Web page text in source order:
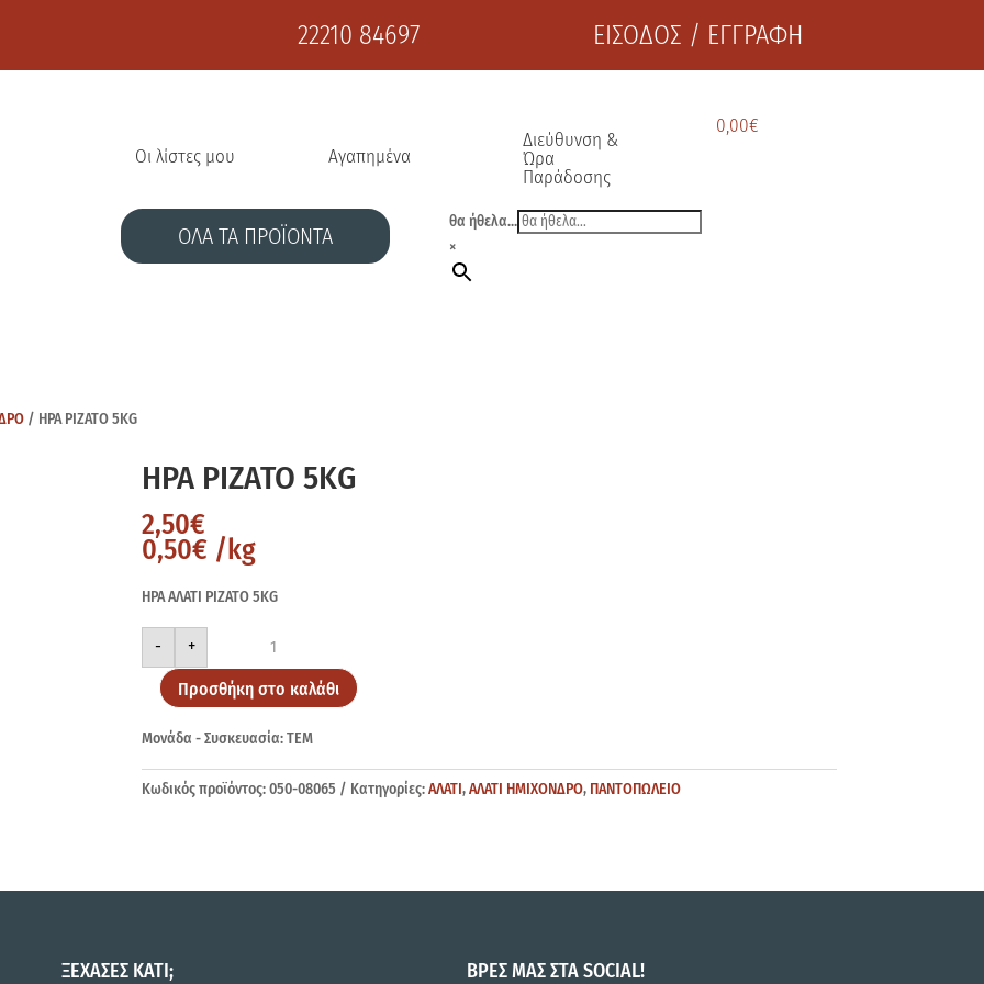
22210 84697 ΕΙΣΟΔΟΣ / ΕΓΓΡΑΦΗ
Οι λίστες μου Αγαπημένα
Διεύθυνση &
Ώρα
Παράδοσης
0,00€
ΟΛΑ ΤΑ ΠΡΟΪΟΝΤΑ
θα ήθελα...
×
/ ΗΡΑ ΡΙΖΑΤΟ 5ΚG
ΗΡΑ ΡΙΖΑΤΟ 5ΚG
2,50€
0,50€ /kg
ΗΡΑ ΑΛΑΤΙ ΡΙΖΑΤΟ 5ΚG
-
ΗΡΑ
5ΚG
ποσότητα
+
Προσθήκη στο καλάθι
Μονάδα - Συσκευασία: ΤΕΜ
Κωδικός προϊόντος:050-08065 Κατηγορίες:ΑΛΑΤΙ,ΑΛΑΤΙ ΗΜΙΧΟΝΔΡΟ, ΠΑΝΤΟΠΩΛΕΙΟ
ΞΕΧΑΣΕΣ ΚΑΤΙ; ΒΡΕΣ ΜΑΣ ΣΤΑ SOCIAL!